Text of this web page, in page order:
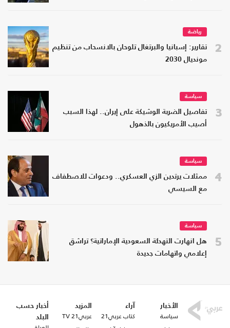
2
رياضة
تقارير: إسبانيا والبرتغال تلوحان بالانسحاب من تنظيم
مونديال 2030
3
سياسة
تفاصيل الضربة الوشيكة على إيران.. لهذا السبب
أصيب الأمريكيون بالذهول
4
سياسة
ممثلات يرتدين الزي العسكري.. ودعوات للاصطفاف
مع السيسي
5
سياسة
هل انهارت التهدئة السعودية الإماراتية؟ تراشق
إعلامي واتهامات جديدة
الأخبار
سياسة
آراء
كتاب عربي21
المزيد
عربي21 TV
أخبار حسب
البلد